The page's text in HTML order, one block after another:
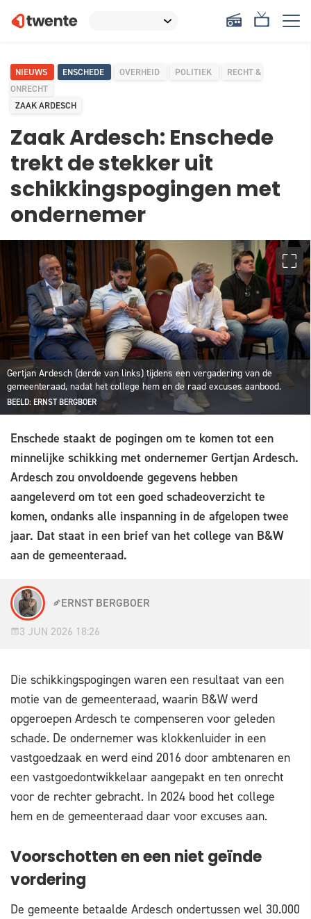
NIEUWS ENSCHEDE OVERHEID POLITIEK
RECHT &
ONRECHT
ZAAK ARDESCH
Zaak Ardesch: Enschede
trekt de stekker uit
schikkingspogingen met
ondernemer
Gertjan Ardesch (derde van links) tijdens een vergadering van de
gemeenteraad, nadat het college hem en de raad excuses aanbood.
BEELD: ERNST BERGBOER
Enschede staakt de pogingen om te komen tot een
minnelijke schikking met ondernemer Gertjan Ardesch.
Ardesch zou onvoldoende gegevens hebben
aangeleverd om tot een goed schadeoverzicht te
komen, ondanks alle inspanning in de afgelopen twee
jaar. Dat staat in een brief van het college van B&W
aan de gemeenteraad.
ERNST BERGBOER
3 JUN 2026 18:26
Die schikkingspogingen waren een resultaat van een
motie van de gemeenteraad, waarin B&W werd
opgeroepen Ardesch te compenseren voor geleden
schade. De ondernemer was klokkenluider in een
vastgoedzaak en werd eind 2016 door ambtenaren en
een vastgoedontwikkelaar aangepakt en ten onrecht
voor de rechter gebracht. In 2024 bood het college
hem en de gemeenteraad daar voor excuses aan.
Voorschotten en een niet geïnde
vordering
De gemeente betaalde Ardesch ondertussen wel 30.000